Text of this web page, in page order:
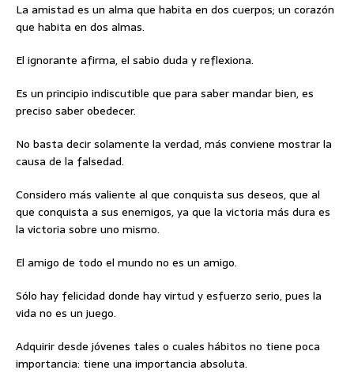
La amistad es un alma que habita en dos cuerpos; un corazón
que habita en dos almas.
El ignorante afirma, el sabio duda y reflexiona.
Es un principio indiscutible que para saber mandar bien, es
preciso saber obedecer.
No basta decir solamente la verdad, más conviene mostrar la
causa de la falsedad.
Considero más valiente al que conquista sus deseos, que al
que conquista a sus enemigos, ya que la victoria más dura es
la victoria sobre uno mismo.
El amigo de todo el mundo no es un amigo.
Sólo hay felicidad donde hay virtud y esfuerzo serio, pues la
vida no es un juego.
Adquirir desde jóvenes tales o cuales hábitos no tiene poca
importancia: tiene una importancia absoluta.